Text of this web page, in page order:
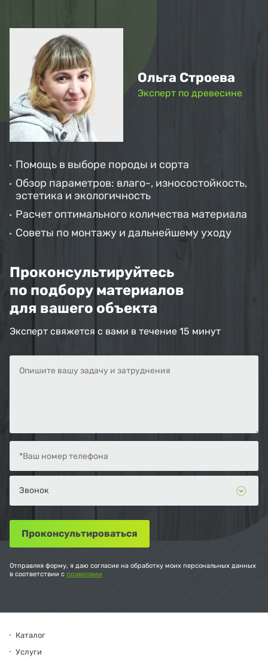
Ольга Строева
Эксперт по древесине
Помощь в выборе породы и сорта
Обзор параметров: влаго-, износостойкость,
эстетика и экологичность
Расчет оптимального количества материала
Советы по монтажу и дальнейшему уходу
Проконсультируйтесь
по подбору материалов
для вашего объекта
Эксперт свяжется с вами в течение 15 минут
Отправляя форму, я даю согласие на обработку моих персональных данных
в соответствии с правилами
Каталог
Услуги